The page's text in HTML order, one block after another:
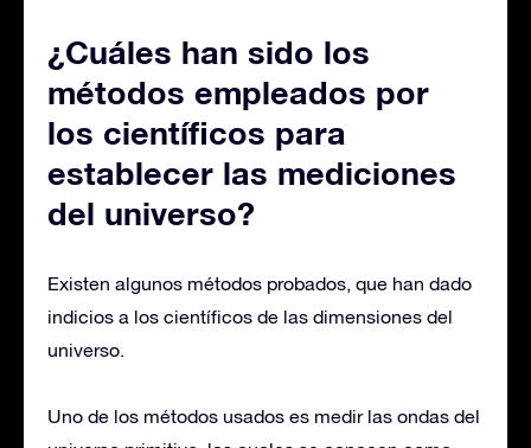
¿Cuáles han sido los
métodos empleados por
los científicos para
establecer las mediciones
del universo?
Existen algunos métodos probados, que han dado
indicios a los científicos de las dimensiones del
universo.
Uno de los métodos usados es medir las ondas del